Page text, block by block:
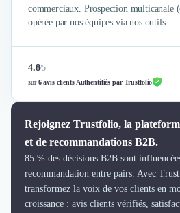
Due Diligence
Solutions de Paiement
Fiscalité
UX & UI Design
Développement Web
Internet of Things (IoT)
Design Industriel
Packaging & Emballages
Support Client
commerciaux. Prospection multicanale
opérée par nos équipes via nos outils.
4.8/5
sur6 avis clients Authentifiés par Trustfolio
Rejoignez Trustfolio, la
et de recommandations B2B.
85 % des décisions B2B sont
recommandation entre pairs. Avec
transformez la voix de vos clients en
croissance : avis clients vérifiés,